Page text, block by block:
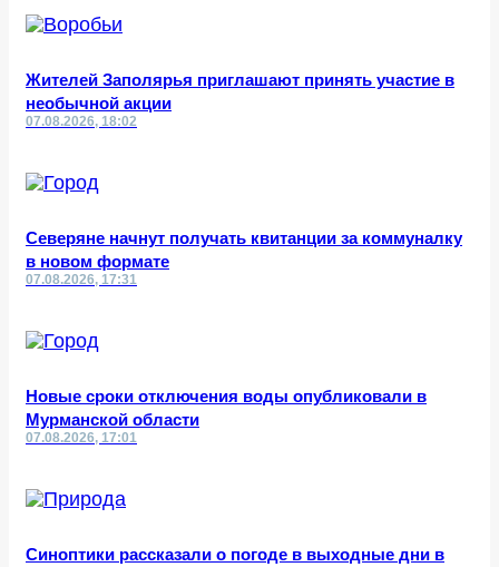
Жителей Заполярья приглашают принять участие в
необычной акции
07.08.2026, 18:02
Северяне начнут получать квитанции за коммуналку
в новом формате
07.08.2026, 17:31
Новые сроки отключения воды опубликовали в
Мурманской области
07.08.2026, 17:01
Синоптики рассказали о погоде в выходные дни в